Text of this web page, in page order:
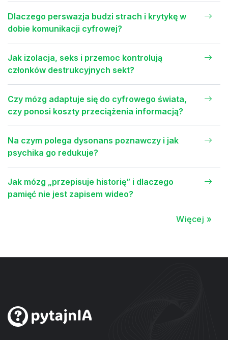
Dlaczego perswazja budzi strach i krytykę w
dobie komunikacji cyfrowej?
Jak izolacja, seks i przemoc kontrolują
członków destrukcyjnych sekt?
Czy mózg adaptuje się do cyfrowego świata,
czy ponosi koszty przeciążenia informacją?
Na czym polega dysonans poznawczy i jak
psychika go redukuje?
Jak mózg „przepisuje historię” i dlaczego
pamięć nie jest zapisem wideo?
Więcej »